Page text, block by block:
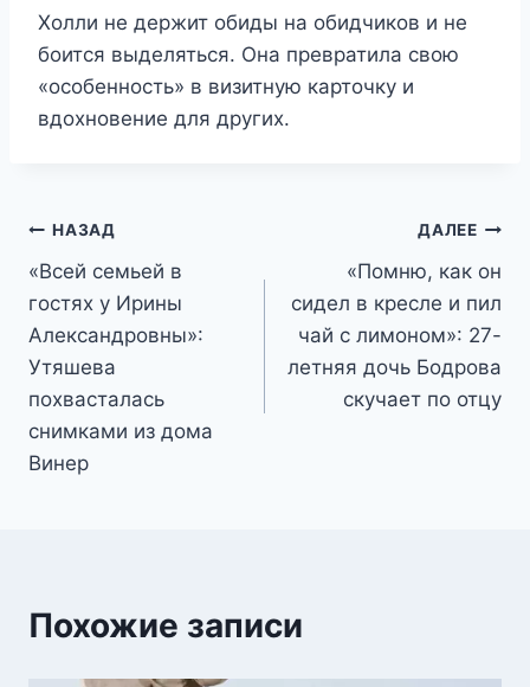
Холли не держит обиды на обидчиков и не
боится выделяться. Она превратила свою
«особенность» в визитную карточку и
вдохновение для других.
Навигация
по
записям
НАЗАД
«Всей семьей в
гостях у Ирины
Александровны»:
Утяшева
похвасталась
снимками из дома
Винер
ДАЛЕЕ
«Помню, как он
сидел в кресле и пил
чай с лимоном»: 27-
летняя дочь Бодрова
скучает по отцу
Похожие записи